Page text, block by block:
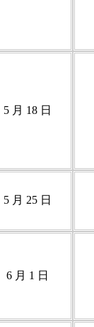
5 月 18 日
5 月 25 日
6 月 1 日